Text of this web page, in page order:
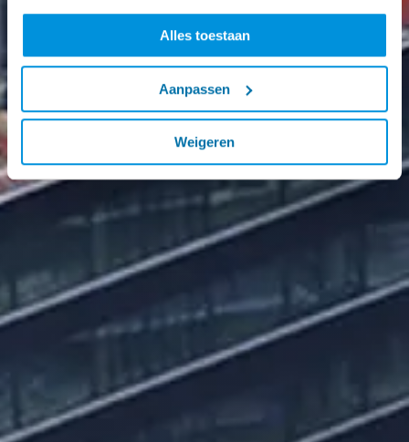
Alles toestaan
Aanpassen
Weigeren